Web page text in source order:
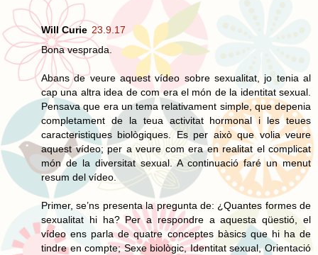
Will Curie 23.9.17
Bona vesprada.
Abans de veure aquest vídeo sobre sexualitat, jo tenia al
cap una altra idea de com era el món de la identitat sexual.
Pensava que era un tema relativament simple, que depenia
completament de la teua activitat hormonal i les teues
caracteristiques biològiques. Es per això que volia veure
aquest vídeo; per a veure com era en realitat el complicat
món de la diversitat sexual. A continuació faré un menut
resum del vídeo.
Primer, se’ns presenta la pregunta de: ¿Quantes formes de
sexualitat hi ha? Per a respondre a aquesta qüestió, el
vídeo ens parla de quatre conceptes bàsics que hi ha de
tindre en compte; Sexe biològic, Identitat sexual, Orientació